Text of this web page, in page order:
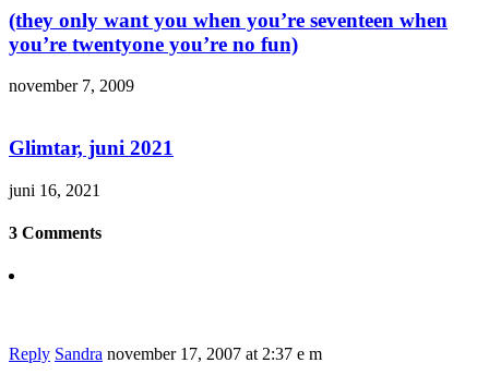
(they only want you when you’re seventeen when
you’re twentyone you’re no fun)
november 7, 2009
Glimtar, juni 2021
juni 16, 2021
3 Comments
Reply Sandra november 17, 2007 at 2:37 e m